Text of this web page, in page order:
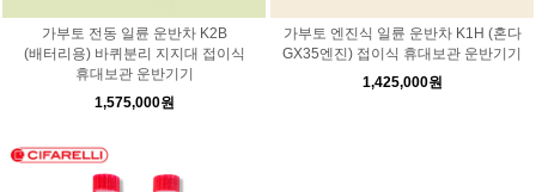
가부토 전동 일륜 운반차 K2B
(배터리용) 바퀴분리 지지대 접이식
휴대보관 운반기기
1,575,000원
가부토 엔진식 일륜 운반차 K1H (혼다
GX35엔진) 접이식 휴대보관 운반기기
1,425,000원